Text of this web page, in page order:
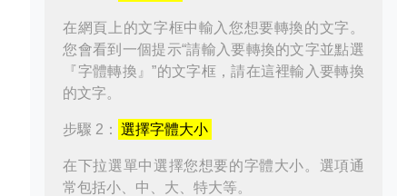
在網頁上的文字框中輸入您想要轉換的文字。
您會看到一個提示“請輸入要轉換的文字並點選
『字體轉換』”的文字框，請在這裡輸入要轉換
的文字。
步驟 2： 選擇字體大小
在下拉選單中選擇您想要的字體大小。選項通
常包括小、中、大、特大等。